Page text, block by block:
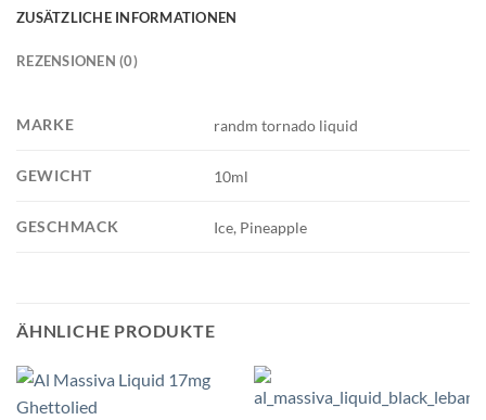
ZUSÄTZLICHE INFORMATIONEN
REZENSIONEN (0)
MARKE randm tornado liquid
GEWICHT 10ml
GESCHMACK Ice, Pineapple
ÄHNLICHE PRODUKTE